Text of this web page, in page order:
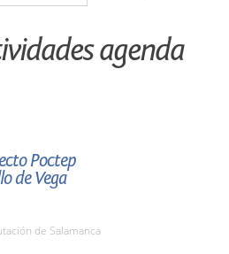
agenda
Poctep
de Vega
de Salamanca